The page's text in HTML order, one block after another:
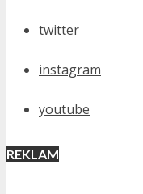
twitter
instagram
youtube
REKLAM